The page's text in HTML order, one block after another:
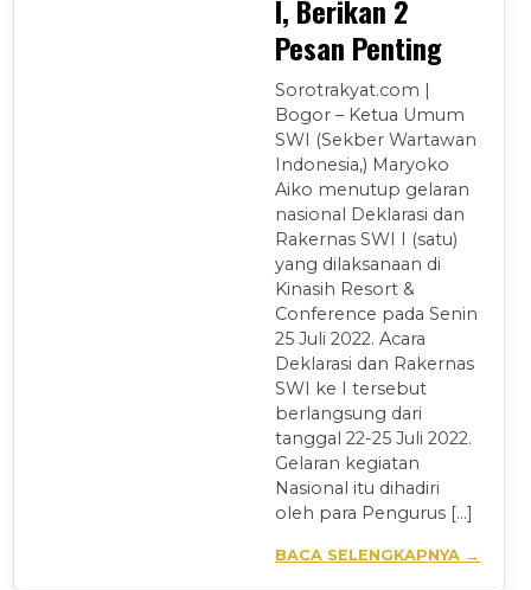
I, Berikan 2
Pesan Penting
Sorotrakyat.com |
Bogor – Ketua Umum
SWI (Sekber Wartawan
Indonesia,) Maryoko
Aiko menutup gelaran
nasional Deklarasi dan
Rakernas SWI I (satu)
yang dilaksanaan di
Kinasih Resort &
Conference pada Senin
25 Juli 2022. Acara
Deklarasi dan Rakernas
SWI ke I tersebut
berlangsung dari
tanggal 22-25 Juli 2022.
Gelaran kegiatan
Nasional itu dihadiri
oleh para Pengurus […]
BACA SELENGKAPNYA →